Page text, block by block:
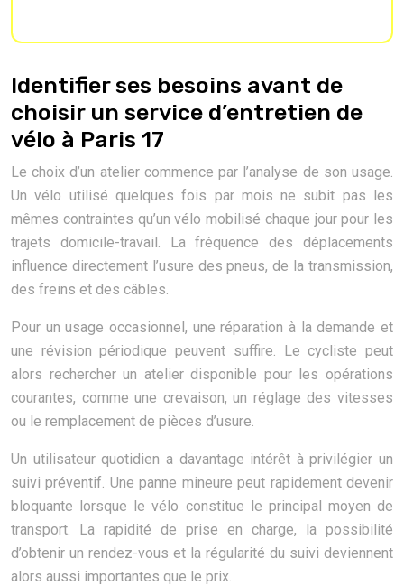
Identifier ses besoins avant de
choisir un service d’entretien de
vélo à Paris 17
Le choix d’un atelier commence par l’analyse de son usage.
Un vélo utilisé quelques fois par mois ne subit pas les
mêmes contraintes qu’un vélo mobilisé chaque jour pour les
trajets domicile-travail. La fréquence des déplacements
influence directement l’usure des pneus, de la transmission,
des freins et des câbles.
Pour un usage occasionnel, une réparation à la demande et
une révision périodique peuvent suffire. Le cycliste peut
alors rechercher un atelier disponible pour les opérations
courantes, comme une crevaison, un réglage des vitesses
ou le remplacement de pièces d’usure.
Un utilisateur quotidien a davantage intérêt à privilégier un
suivi préventif. Une panne mineure peut rapidement devenir
bloquante lorsque le vélo constitue le principal moyen de
transport. La rapidité de prise en charge, la possibilité
d’obtenir un rendez-vous et la régularité du suivi deviennent
alors aussi importantes que le prix.